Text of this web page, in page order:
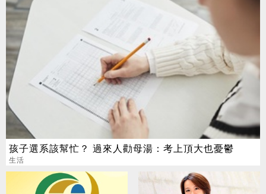
孩子選系該幫忙？ 過來人勸母湯：考上頂大也憂鬱
生活